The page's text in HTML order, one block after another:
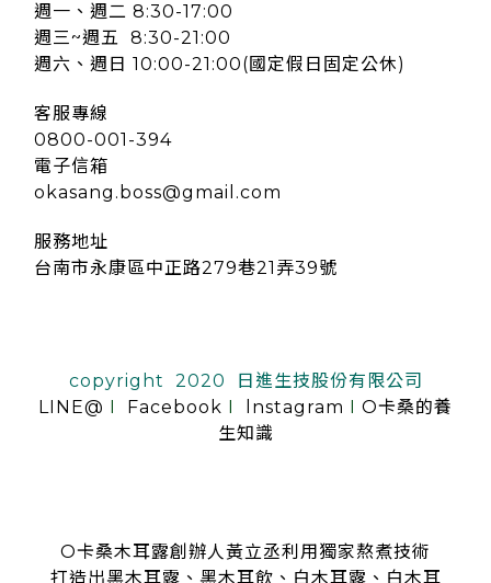
週一、週二 8:30-17:00
週三~週五 8:30-21:00
週六、週日 10:00-21:00(國定假日固定公休)
客服專線
0800-001-394
電子信箱
okasang.boss@gmail.com
服務地址
台南市永康區中正路279巷21弄39號
copyright 2020 日進生技股份有限公司
LINE@
Facebook lnstagram
O卡桑的養
生知識
O卡桑木耳露創辦人黃立丞利用獨家熬煮技術
打造出黑木耳露、黑木耳飲、白木耳露、白木耳